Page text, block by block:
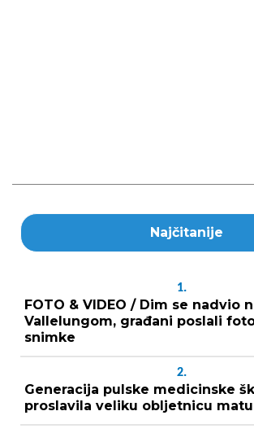
Najčitanije
1.
FOTO & VIDEO / Dim se nadvio
Vallelungom, građani poslali
snimke
2.
Generacija pulske medicinske
proslavila veliku obljetnicu